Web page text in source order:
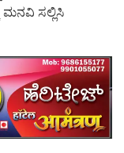
ಮನವಿ ಸಲ್ಲಿಸಿ